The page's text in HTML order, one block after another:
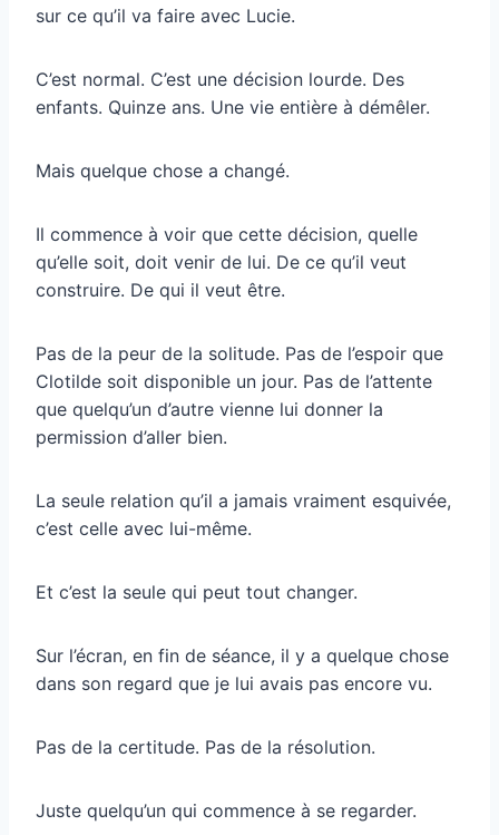
sur ce qu’il va faire avec Lucie.
C’est normal. C’est une décision lourde. Des
enfants. Quinze ans. Une vie entière à démêler.
Mais quelque chose a changé.
Il commence à voir que cette décision, quelle
qu’elle soit, doit venir de lui. De ce qu’il veut
construire. De qui il veut être.
Pas de la peur de la solitude. Pas de l’espoir que
Clotilde soit disponible un jour. Pas de l’attente
que quelqu’un d’autre vienne lui donner la
permission d’aller bien.
La seule relation qu’il a jamais vraiment esquivée,
c’est celle avec lui-même.
Et c’est la seule qui peut tout changer.
Sur l’écran, en fin de séance, il y a quelque chose
dans son regard que je lui avais pas encore vu.
Pas de la certitude. Pas de la résolution.
Juste quelqu’un qui commence à se regarder.